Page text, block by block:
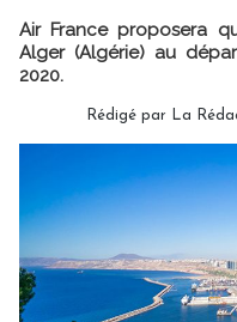
Air France proposera
Alger (Algérie) au
2020.
Rédigé par La